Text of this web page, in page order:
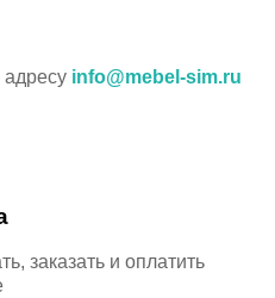
info@mebel-sim.ru
заказать и оплатить